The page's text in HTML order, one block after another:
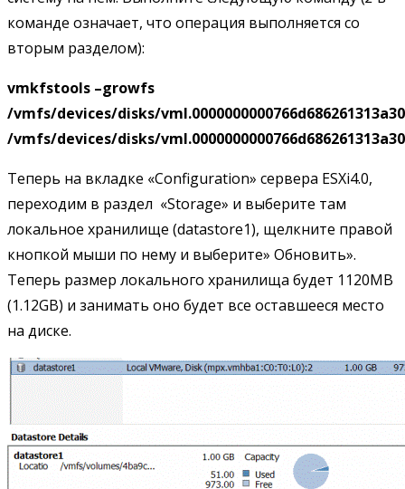
команде означает, что операция выполняется со
вторым разделом):
vmkfstools –growfs
/vmfs/devices/disks/vml.0000000000766d686261313
/vmfs/devices/disks/vml.0000000000766d686261313
Теперь на вкладке «Configuration» сервера ESXi4.0,
переходим в раздел «Storage» и выберите там
локальное хранилище (datastore1), щелкните правой
кнопкой мыши по нему и выберите» Обновить».
Теперь размер локального хранилища будет 1120MB
(1.12GB) и занимать оно будет все оставшееся место
на диске.